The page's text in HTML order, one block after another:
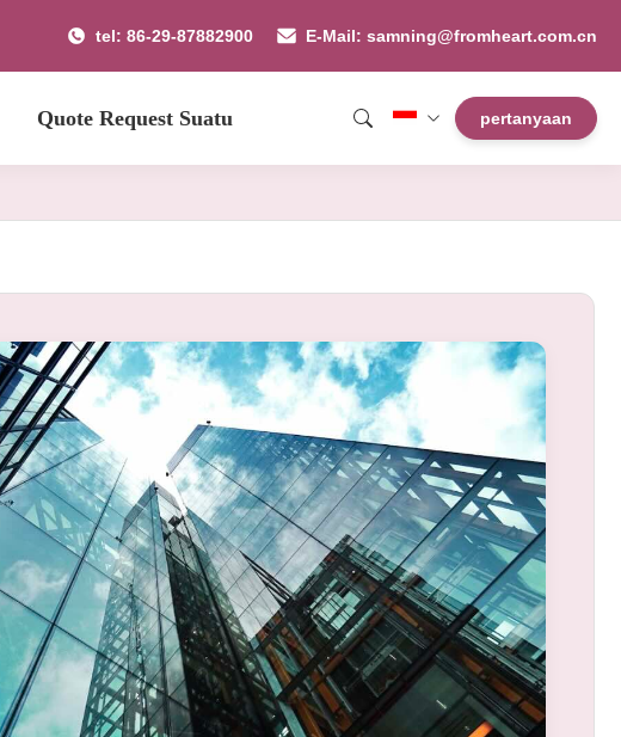
tel: 86-29-87882900 E-Mail: samning@fromheart.com.cn
Quote Request Suatu pertanyaan